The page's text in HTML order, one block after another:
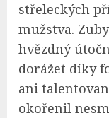
střeleckých
mužstva.
hvězdný
dorážet díky
ani
okořenil